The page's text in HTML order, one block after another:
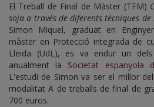
El Treball de Final de Màster (TFM)
soja a través de diferents tècniques
Simon Miquel, graduat en
màster en Protecció integrada de
Lleida (UdL), es va endur un
anualment la Societat espanyola
L'estudi de Simon va ser el millor
modalitat A de treballs de final de
700 euros.